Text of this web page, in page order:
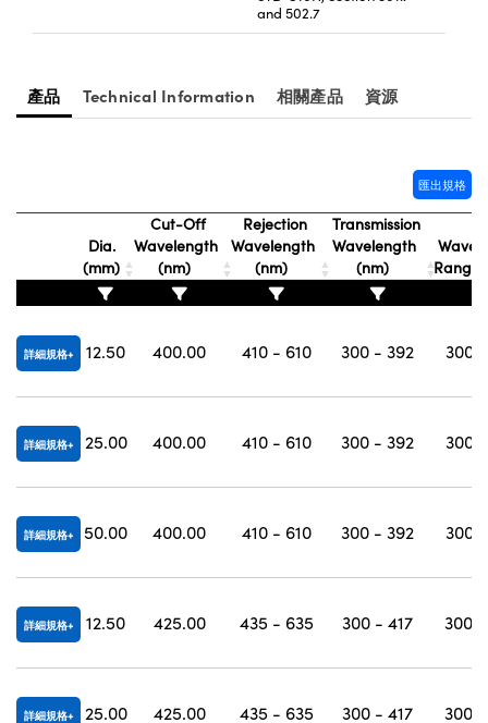
and 502.7
產品 Technical Information 相關產品 資源
匯出規格
Dia.
(mm)
Cut-Off
Wavelength
(nm)
Rejection
Wavelength
(nm)
Transmission
Wavelength
(nm)
Range
詳細規格 12.50 400.00 410 - 610 300 - 392 300
詳細規格 25.00 400.00 410 - 610 300 - 392 300
詳細規格 50.00 400.00 410 - 610 300 - 392 300
詳細規格 12.50 425.00 435 - 635 300 - 417 300
詳細規格 25.00 425.00 435 - 635 300 - 417 300